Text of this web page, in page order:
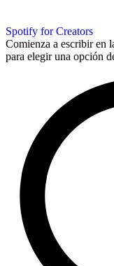
Spotify for Creators
Comienza a escribir en
para elegir una opción